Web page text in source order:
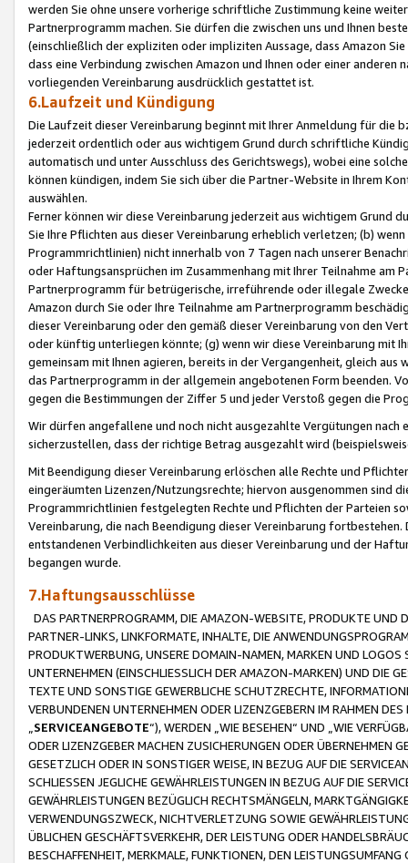
werden Sie ohne unsere vorherige schriftliche Zustimmung keine
Partnerprogramm machen. Sie dürfen die zwischen uns und Ihnen
(einschließlich der expliziten oder impliziten Aussage, dass Amazon
dass eine Verbindung zwischen Amazon und Ihnen oder einer
vorliegenden Vereinbarung ausdrücklich gestattet ist.
6.Laufzeit und Kündigung
Die Laufzeit dieser Vereinbarung beginnt mit Ihrer Anmeldung für die
jederzeit ordentlich oder aus wichtigem Grund durch schriftliche
automatisch und unter Ausschluss des Gerichtswegs), wobei eine
können kündigen, indem Sie sich über die Partner-Website in Ihrem
auswählen.
Ferner können wir diese Vereinbarung jederzeit aus wichtigem Grund
Sie Ihre Pflichten aus dieser Vereinbarung erheblich verletzen; (b)
Programmrichtlinien) nicht innerhalb von 7 Tagen nach unserer
oder Haftungsansprüchen im Zusammenhang mit Ihrer Teilnahme am
Partnerprogramm für betrügerische, irreführende oder illegale
Amazon durch Sie oder Ihre Teilnahme am Partnerprogramm
dieser Vereinbarung oder den gemäß dieser Vereinbarung von den
oder künftig unterliegen könnte; (g) wenn wir diese Vereinbarung mit
gemeinsam mit Ihnen agieren, bereits in der Vergangenheit, gleich
das Partnerprogramm in der allgemein angebotenen Form beenden.
gegen die Bestimmungen der Ziffer 5 und jeder Verstoß gegen die
Wir dürfen angefallene und noch nicht ausgezahlte Vergütungen
sicherzustellen, dass der richtige Betrag ausgezahlt wird
Mit Beendigung dieser Vereinbarung erlöschen alle Rechte und
eingeräumten Lizenzen/Nutzungsrechte; hiervon ausgenommen sind
Programmrichtlinien festgelegten Rechte und Pflichten der Parteien
Vereinbarung, die nach Beendigung dieser Vereinbarung
entstandenen Verbindlichkeiten aus dieser Vereinbarung und der
begangen wurde.
7.Haftungsausschlüsse
DAS PARTNERPROGRAMM, DIE AMAZON-WEBSITE, PRODUKTE UND
PARTNER-LINKS, LINKFORMATE, INHALTE, DIE
PRODUKTWERBUNG, UNSERE DOMAIN-NAMEN, MARKEN UND
UNTERNEHMEN (EINSCHLIESSLICH DER AMAZON-MARKEN) UND DIE
TEXTE UND SONSTIGE GEWERBLICHE SCHUTZRECHTE,
VERBUNDENEN UNTERNEHMEN ODER LIZENZGEBERN IM RAHMEN
SERVICEANGEBOTE“), WERDEN „WIE BESEHEN“ UND „WIE
ODER LIZENZGEBER MACHEN ZUSICHERUNGEN ODER ÜBERNEHMEN
GESETZLICH ODER IN SONSTIGER WEISE, IN BEZUG AUF DIE
SCHLIESSEN JEGLICHE GEWÄHRLEISTUNGEN IN BEZUG AUF DIE
GEWÄHRLEISTUNGEN BEZÜGLICH RECHTSMÄNGELN,
VERWENDUNGSZWECK, NICHTVERLETZUNG SOWIE
ÜBLICHEN GESCHÄFTSVERKEHR, DER LEISTUNG ODER
BESCHAFFENHEIT, MERKMALE, FUNKTIONEN, DEN